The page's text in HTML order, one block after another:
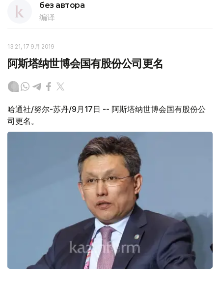
без автора
编译
13:21, 17 9月 2019
阿斯塔纳世博会国有股份公司更名
哈通社/努尔-苏丹/9月17日 -- 阿斯塔纳世博会国有股份公
司更名。